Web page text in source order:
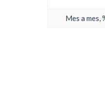
Mes a mes,